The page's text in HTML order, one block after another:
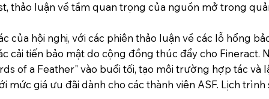
thảo luận về tầm quan trọng của nguồn mở trong
của hội nghị, với các phiên thảo luận về các lỗ hổng
cải tiến bảo mật do cộng đồng thúc đẩy cho Fineract.
of a Feather" vào buổi tối, tạo môi trường hợp tác và
mức giá ưu đãi dành cho các thành viên ASF. Lịch